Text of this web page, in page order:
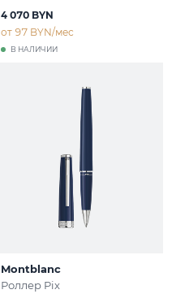
В НАЛИЧИИ
4 070 BYN
от 97 BYN/мес
Montblanc
Роллер Pix